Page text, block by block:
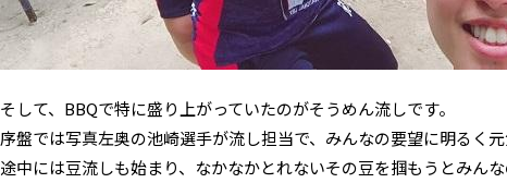
そして、BBQで特に盛り上がっていたのがそうめん流しです。
序盤では写真左奥の池崎選手が流し担当で、みんなの要望に明るく元
途中には豆流しも始まり、なかなかとれないその豆を掴もうとみん